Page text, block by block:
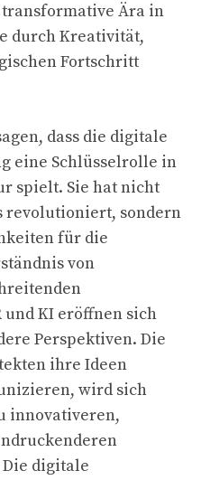
Ära in
durch Kreativität,
Fortschritt
dass die digitale
eine Schlüsselrolle in
spielt. Sie hat nicht
revolutioniert, sondern
für die
von
und KI eröffnen sich
Perspektiven. Die
ihre Ideen
wird sich
innovativeren,
digitale